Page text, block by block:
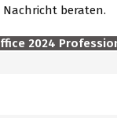
Nachricht beraten.
2024